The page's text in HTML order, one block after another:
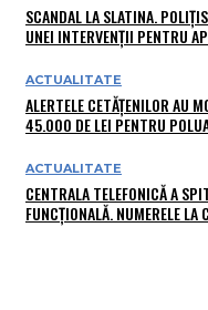
SCANDAL LA SLATINA.
UNEI INTERVENȚII PENTRU
ACTUALITATE
ALERTELE CETĂȚENILOR AU
45.000 DE LEI PENTRU
ACTUALITATE
CENTRALA TELEFONICĂ A
FUNCȚIONALĂ. NUMERELE